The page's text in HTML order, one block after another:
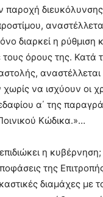
παροχή
διαρκεί η ρύθμιση
τους όρους της. Κατά
να ισχύουν οι
α΄ της
Κώδικα.»…
η
της
διαμάχες με